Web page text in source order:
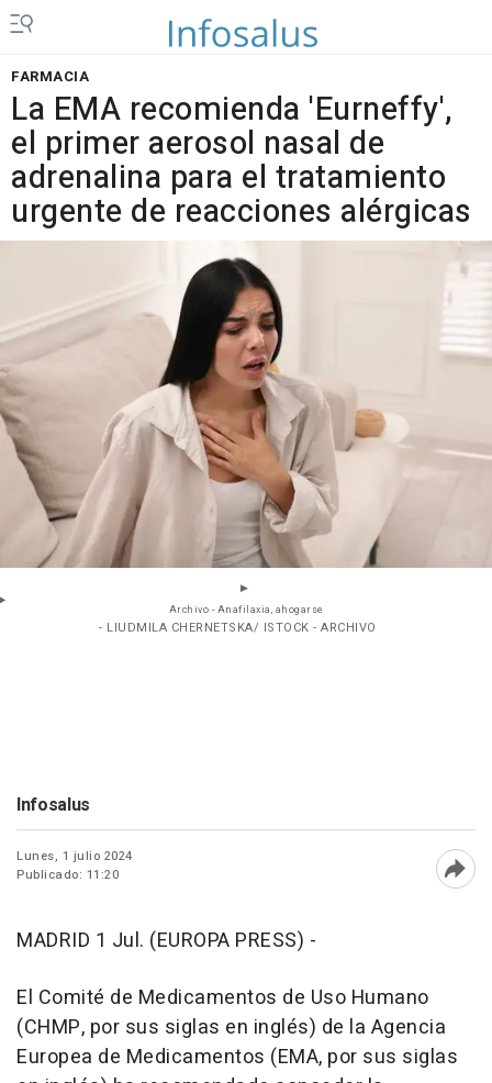
FARMACIA
La EMA recomienda 'Eurneffy',
el primer aerosol nasal de
adrenalina para el tratamiento
urgente de reacciones alérgicas
Archivo - Anafilaxia, ahogarse
- LIUDMILA CHERNETSKA/ ISTOCK - ARCHIVO
Infosalus
Lunes, 1 julio 2024
Publicado: 11:20
MADRID 1 Jul. (EUROPA PRESS) -
El Comité de Medicamentos de Uso Humano
(CHMP, por sus siglas en inglés) de la Agencia
Europea de Medicamentos (EMA, por sus siglas